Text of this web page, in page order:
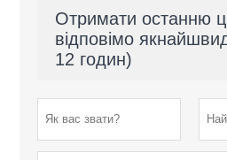
Отримати останню
відповімо
12 годин)